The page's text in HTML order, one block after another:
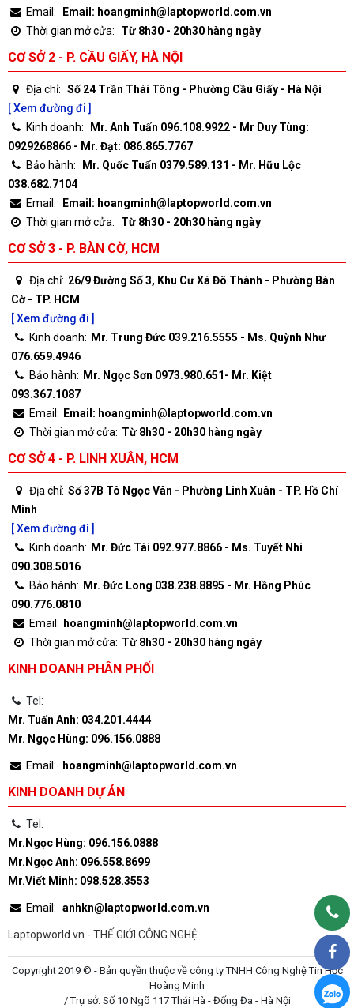
Email:
Email: hoangminh@laptopworld.com.vn
Thời gian mở cửa:
Từ 8h30 - 20h30 hàng ngày
CƠ SỞ 2 - P. CẦU GIẤY, HÀ NỘI
Địa chỉ: Số 24 Trần Thái Tông - Phường Cầu Giấy - Hà Nội
[ Xem đường đi ]
Kinh doanh:
Mr. Anh Tuấn 096.108.9922 - Mr Duy Tùng:
0929268866 - Mr. Đạt: 086.865.7767
Bảo hành:
Mr. Quốc Tuấn 0379.589.131 - Mr. Hữu Lộc
038.682.7104
Email:
Email: hoangminh@laptopworld.com.vn
Thời gian mở cửa:
Từ 8h30 - 20h30 hàng ngày
CƠ SỞ 3 - P. BÀN CỜ, HCM
Địa chỉ: 26/9 Đường Số 3, Khu Cư Xá Đô Thành - Phường Bàn
Cờ - TP. HCM
[ Xem đường đi ]
Kinh doanh: Mr. Trung Đức 039.216.5555 - Ms. Quỳnh Như
076.659.4946
Bảo hành: Mr. Ngọc Sơn 0973.980.651- Mr. Kiệt
093.367.1087
Email: Email: hoangminh@laptopworld.com.vn
Thời gian mở cửa: Từ 8h30 - 20h30 hàng ngày
CƠ SỞ 4 - P. LINH XUÂN, HCM
Địa chỉ: Số 37B Tô Ngọc Vân - Phường Linh Xuân - TP. Hồ Chí
Minh
[ Xem đường đi ]
Kinh doanh: Mr. Đức Tài 092.977.8866 - Ms. Tuyết Nhi
090.308.5016
Bảo hành: Mr. Đức Long 038.238.8895 - Mr. Hồng Phúc
090.776.0810
Email: hoangminh@laptopworld.com.vn
Thời gian mở cửa: Từ 8h30 - 20h30 hàng ngày
KINH DOANH PHÂN PHỐI
Tel:
Mr. Tuấn Anh: 034.201.4444
Mr. Ngọc Hùng: 096.156.0888
Email: hoangminh@laptopworld.com.vn
KINH DOANH DỰ ÁN
Tel:
Mr.Ngọc Hùng: 096.156.0888
Mr.Ngọc Anh: 096.558.8699
Mr.Viết Minh: 098.528.3553
Email: anhkn@laptopworld.com.vn
Laptopworld.vn - THẾ GIỚI CÔNG NGHỆ
Copyright 2019 © - Bản quyền thuộc về công ty TNHH Công Nghệ Tin Học
Hoàng Minh
/ Trụ sở: Số 10 Ngõ 117 Thái Hà - Đống Đa - Hà Nội